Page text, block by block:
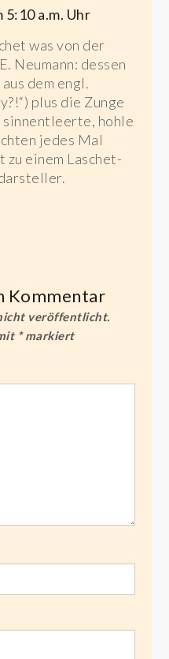
5:10 a.m. Uhr
was von der
Neumann: dessen
dem engl.
plus die Zunge
sinnentleerte, hohle
jedes Mal
einem Laschet-
Kommentar
veröffentlicht.
*markiert